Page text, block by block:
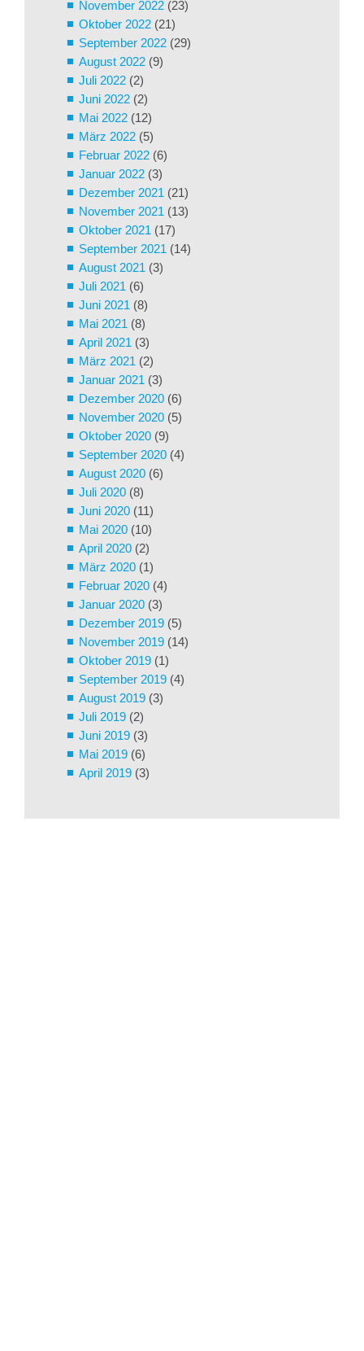
November 2022 (23)
Oktober 2022 (21)
September 2022 (29)
August 2022 (9)
Juli 2022 (2)
Juni 2022 (2)
Mai 2022 (12)
März 2022 (5)
Februar 2022 (6)
Januar 2022 (3)
Dezember 2021 (21)
November 2021 (13)
Oktober 2021 (17)
September 2021 (14)
August 2021 (3)
Juli 2021 (6)
Juni 2021 (8)
Mai 2021 (8)
April 2021 (3)
März 2021 (2)
Januar 2021 (3)
Dezember 2020 (6)
November 2020 (5)
Oktober 2020 (9)
September 2020 (4)
August 2020 (6)
Juli 2020 (8)
Juni 2020 (11)
Mai 2020 (10)
April 2020 (2)
März 2020 (1)
Februar 2020 (4)
Januar 2020 (3)
Dezember 2019 (5)
November 2019 (14)
Oktober 2019 (1)
September 2019 (4)
August 2019 (3)
Juli 2019 (2)
Juni 2019 (3)
Mai 2019 (6)
April 2019 (3)